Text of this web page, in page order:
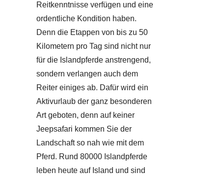
Reitkenntnisse verfügen und eine
ordentliche Kondition haben.
Denn die Etappen von bis zu 50
Kilometern pro Tag sind nicht nur
für die Islandpferde anstrengend,
sondern verlangen auch dem
Reiter einiges ab. Dafür wird ein
Aktivurlaub der ganz besonderen
Art geboten, denn auf keiner
Jeepsafari kommen Sie der
Landschaft so nah wie mit dem
Pferd. Rund 80000 Islandpferde
leben heute auf Island und sind